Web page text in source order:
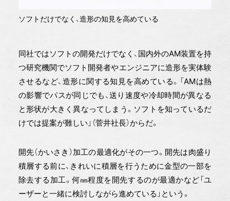
ソフトだけでなく、造形の知見を高めている
同社ではソフトの開発だけでなく、国内外のAM装置を持
つ研究機関でソフト開発者やエンジニアに造形を実体験
させるなど、造形に関する知見を高めている。「AMは熱
の影響でパスが同じでも、送り速度や冷却時間が異なる
と形状が大きく異なってしまう。ソフトを知っているだ
けでは提案が難しい」（菅井社長）からだ。
開先（かいさき）加工の最適化がその一つ。開先は肉盛り
積層する前に、きれいに積層を行うために金型の一部を
除去する加工。何㎜程度を開先するのが最適かなど「ユ
ーザーと一緒に検討しながら進めている」という。